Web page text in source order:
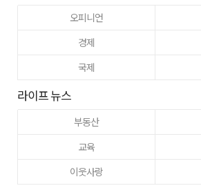
오피니언
경제
국제
라이프 뉴스
부동산
교육
이웃사랑